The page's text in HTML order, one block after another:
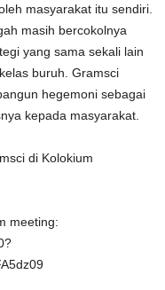
masyarakat itu sendiri.
masih bercokolnya
yang sama sekali lain
buruh. Gramsci
hegemoni sebagai
kepada masyarakat.
di Kolokium
meeting: